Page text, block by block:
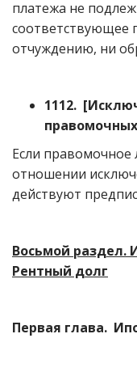
платежа не
соответствующее
отчуждению, ни
1112.
Если правомочное
отношении
действуют
Восьмой раздел.
Рентный долг
Первая глава.